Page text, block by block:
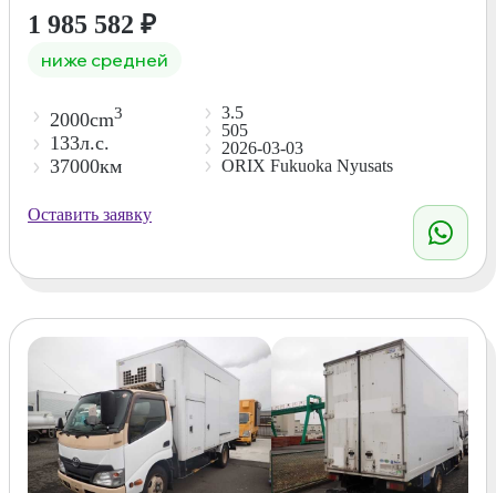
1 985 582 ₽
ниже средней
2000cm3
133л.с.
37000км
3.5
505
2026-03-03
ORIX Fukuoka Nyusats
Оставить заявку